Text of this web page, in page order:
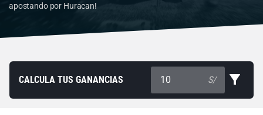
apostando por Huracan!
CALCULA TUS GANANCIAS S/